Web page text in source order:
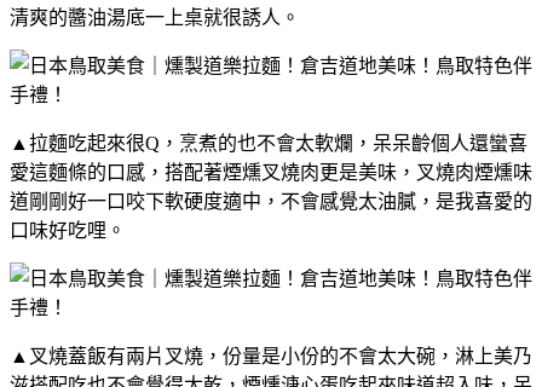
清爽的醬油湯底一上桌就很誘人。
▲拉麵吃起來很Q，烹煮的也不會太軟爛，呆呆齡個人還蠻喜
愛這麵條的口感，搭配著煙燻叉燒肉更是美味，叉燒肉煙燻味
道剛剛好一口咬下軟硬度適中，不會感覺太油膩，是我喜愛的
口味好吃哩。
▲叉燒蓋飯有兩片叉燒，份量是小份的不會太大碗，淋上美乃